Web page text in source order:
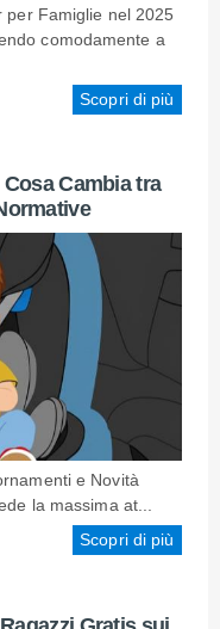
per Famiglie nel 2025
comodamente a
Scopri di più
Cambia tra
e Novità
la massima at...
Scopri di più